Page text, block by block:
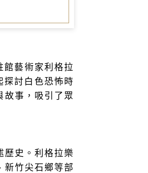
館藝術家利格拉
探討白色恐怖時
故事，吸引了眾
歷史。利格拉樂
新竹尖石鄉等部